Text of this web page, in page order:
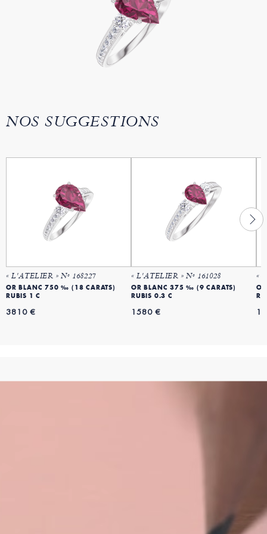
NOS SUGGESTIONS
« L'ATELIER » Nº 168227
OR BLANC 750 ‰ (18 CARATS)
RUBIS 1 C
3810 €
« L'ATELIER » Nº 161028
OR BLANC 375 ‰ (9 CARATS)
RUBIS 0.3 C
1580 €
«